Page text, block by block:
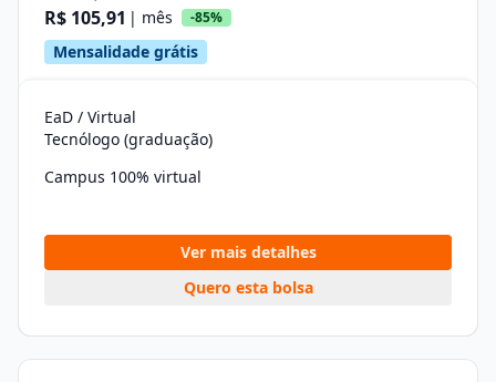
R$ 105,91 | mês -85%
Mensalidade grátis
EaD / Virtual
Tecnólogo (graduação)
Campus 100% virtual
Ver mais detalhes
Quero esta bolsa